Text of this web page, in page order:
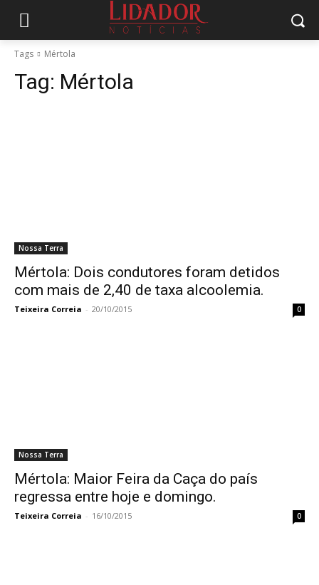
Tags Mértola
Tag: Mértola
Nossa Terra
Mértola: Dois condutores foram detidos
com mais de 2,40 de taxa alcoolemia.
Teixeira Correia - 20/10/2015 0
Nossa Terra
Mértola: Maior Feira da Caça do país
regressa entre hoje e domingo.
Teixeira Correia - 16/10/2015 0